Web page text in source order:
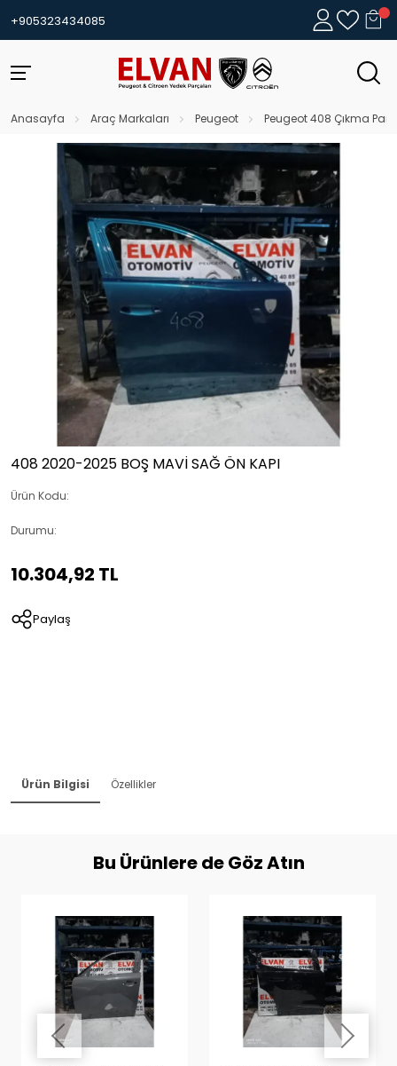
+905323434085
Anasayfa Araç Markaları Peugeot Peugeot 408 Çıkma
408 2020-2025 BOŞ MAVİ SAĞ ÖN KAPI
Ürün Kodu:
Durumu:
10.304,92 TL
Paylaş
Ürün Bilgisi Özellikler
Bu Ürünlere de Göz Atın